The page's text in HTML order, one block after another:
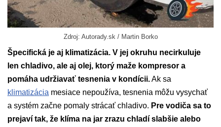
Zdroj: Autorady.sk / Martin Borko
Špecifická je aj klimatizácia. V jej okruhu necirkuluje
len chladivo, ale aj olej, ktorý maže kompresor a
pomáha udržiavať tesnenia v kondícii.Ak sa
klimatizácia mesiace nepoužíva, tesnenia môžu vysychať
a systém začne pomaly strácať chladivo. Pre vodiča sa to
prejaví tak, že klíma na jar zrazu chladí slabšie alebo